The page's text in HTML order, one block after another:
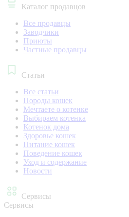
Каталог продавцов
Все продавцы
Заводчики
Приюты
Частные продавцы
Статьи
Все статьи
Породы кошек
Мечтаете о котенке
Выбираем котенка
Котенок дома
Здоровье кошек
Питание кошек
Поведение кошек
Уход и содержание
Новости
Сервисы
Сервисы